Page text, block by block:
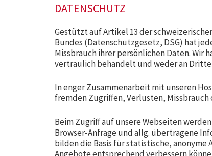
DATENSCHUTZ
Gestützt auf Artikel 13 der
Bundes (Datenschutzgesetz, DSG) hat
Missbrauch ihrer persönlichen Daten. Wir
vertraulich behandelt und weder an
In enger Zusammenarbeit mit unseren
fremden Zugriffen, Verlusten, Missbrauch
Beim Zugriff auf unsere Webseiten
Browser-Anfrage und allg. übertragene
bilden die Basis für statistische, anonyme
Angebote entsprechend verbessern